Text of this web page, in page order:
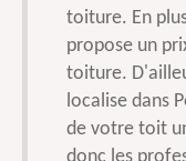
toiture. En
propose un
toiture.
localise dans
de votre toit